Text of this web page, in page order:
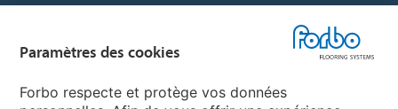
Paramètres des cookies
Forbo respecte et protège vos données